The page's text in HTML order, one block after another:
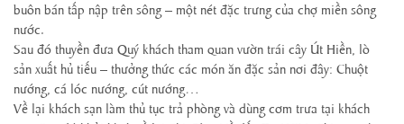
buôn bán tấp nập trên sông – một nét đặc trưng của chợ miền sông
nước.
Sau đó thuyền đưa Quý khách tham quan vườn trái cây Út Hiền, lò
sản xuất hủ tiếu – thưởng thức các món ăn đặc sản nơi đây: Chuột
nướng, cá lóc nướng, cút nướng…
Về lại khách sạn làm thủ tục trả phòng và dùng cơm trưa tại khách